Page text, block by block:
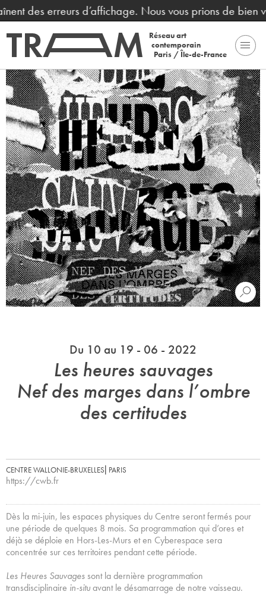
des erreurs d’affichage. Nous vous prions de bien
Réseau art
contemporain
Paris / Île-de-France
Du 10 au 19 - 06 - 2022
Les heures sauvages
Nef des marges dans l’ombre
des certitudes
CENTRE WALLONIE-BRUXELLES⎜PARIS
https://cwb.fr
Dès la mi-juin, les espaces physiques du Centre seront fermés pour
une période de quelques 8 mois. Sa programmation qui d’ores et
déjà se déploie en Hors-Les-Murs et en Cyberespace sera
concentrée sur ces territoires pendant cette période.
Les Heures Sauvagessont la dernière programmation
transdisciplinaire in-situavant le désamarrage de notre vaisseau.